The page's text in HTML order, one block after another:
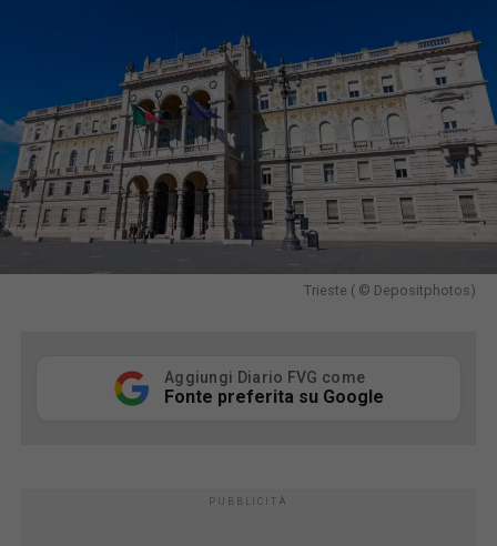
Trieste ( © Depositphotos)
Aggiungi Diario FVG come
Fonte preferita su Google